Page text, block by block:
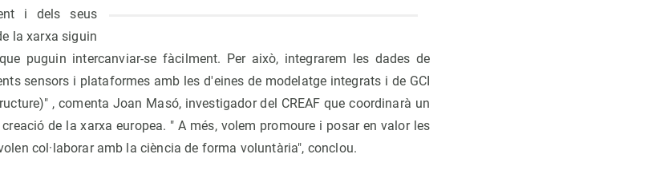
i dels seus
la xarxa siguin
puguin intercanviar-se fàcilment. Per això, integrarem les dades de
sensors i plataformes amb les d'eines de modelatge integrats i de GCI
, comenta Joan Masó, investigador del CREAF que coordinarà un
de la xarxa europea. " A més, volem promoure i posar en valor les
col·laborar amb la ciència de forma voluntària", conclou.